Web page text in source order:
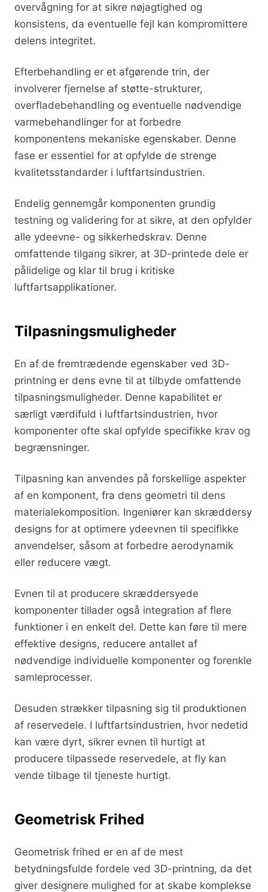
overvågning for at sikre nøjagtighed og
konsistens, da eventuelle fejl kan kompromittere
delens integritet.
Efterbehandling er et afgørende trin, der
involverer fjernelse af støtte-strukturer,
overfladebehandling og eventuelle nødvendige
varmebehandlinger for at forbedre
komponentens mekaniske egenskaber. Denne
fase er essentiel for at opfylde de strenge
kvalitetsstandarder i luftfartsindustrien.
Endelig gennemgår komponenten grundig
testning og validering for at sikre, at den opfylder
alle ydeevne- og sikkerhedskrav. Denne
omfattende tilgang sikrer, at 3D-printede dele er
pålidelige og klar til brug i kritiske
luftfartsapplikationer.
Tilpasningsmuligheder
En af de fremtrædende egenskaber ved 3D-
printning er dens evne til at tilbyde omfattende
tilpasningsmuligheder. Denne kapabilitet er
særligt værdifuld i luftfartsindustrien, hvor
komponenter ofte skal opfylde specifikke krav og
begrænsninger.
Tilpasning kan anvendes på forskellige aspekter
af en komponent, fra dens geometri til dens
materialekomposition. Ingeniører kan skræddersy
designs for at optimere ydeevnen til specifikke
anvendelser, såsom at forbedre aerodynamik
eller reducere vægt.
Evnen til at producere skræddersyede
komponenter tillader også integration af flere
funktioner i en enkelt del. Dette kan føre til mere
effektive designs, reducere antallet af
nødvendige individuelle komponenter og forenkle
samleprocesser.
Desuden strækker tilpasning sig til produktionen
af reservedele. I luftfartsindustrien, hvor nedetid
kan være dyrt, sikrer evnen til hurtigt at
producere tilpassede reservedele, at fly kan
vende tilbage til tjeneste hurtigt.
Geometrisk Frihed
Geometrisk frihed er en af de mest
betydningsfulde fordele ved 3D-printning, da det
giver designere mulighed for at skabe komplekse